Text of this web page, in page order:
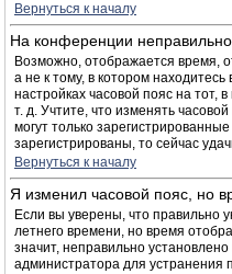
Вернуться к началу
На конференции
Возможно, отображается время,
а не к тому, в котором
настройках часовой пояс на тот,
т. д. Учтите, что изменять
могут только
зарегистрированы, то сейчас
Вернуться к началу
Я изменил часовой пояс, но
Если вы уверены, что правильно
летнего времени, но время
значит, неправильно
администратора для устранения